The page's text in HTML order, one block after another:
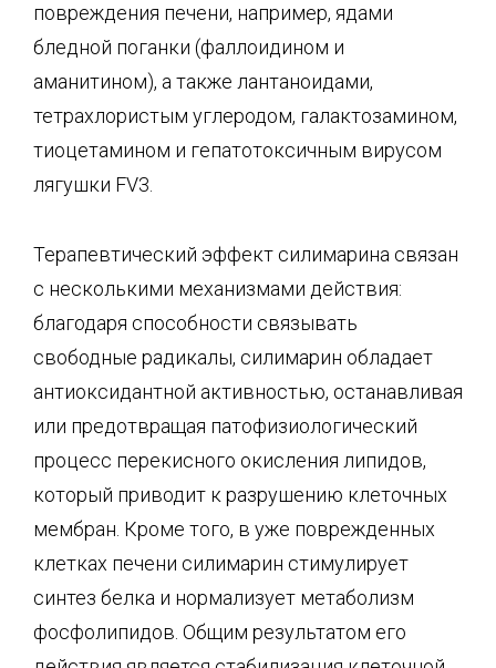
повреждения печени, например, ядами
бледной поганки (фаллоидином и
аманитином), а также лантаноидами,
тетрахлористым углеродом, галактозамином,
тиоцетамином и гепатотоксичным вирусом
лягушки FV3.
Терапевтический эффект силимарина связан
с несколькими механизмами действия:
благодаря способности связывать
свободные радикалы, силимарин обладает
антиоксидантной активностью, останавливая
или предотвращая патофизиологический
процесс перекисного окисления липидов,
который приводит к разрушению клеточных
мембран. Кроме того, в уже поврежденных
клетках печени силимарин стимулирует
синтез белка и нормализует метаболизм
фосфолипидов. Общим результатом его